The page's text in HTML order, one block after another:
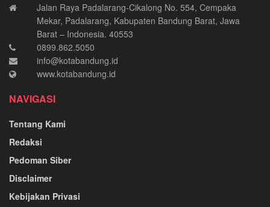
Jalan Raya Padalarang-Cikalong No. 554, Cempaka
Mekar, Padalarang, Kabupaten Bandung Barat, Jawa
Barat – Indonesia. 40553
0899.862.5050
info@kotabandung.id
www.kotabandung.id
NAVIGASI
Tentang Kami
Redaksi
Pedoman Siber
Disclaimer
Kebijakan Privasi